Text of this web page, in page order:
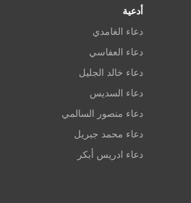
أدعية
دعاء الغامدي
دعاء العفاسي
دعاء خالد الجليل
دعاء السديس
دعاء منصور السالمي
دعاء محمد جبريل
دعاء ادريس أبكر